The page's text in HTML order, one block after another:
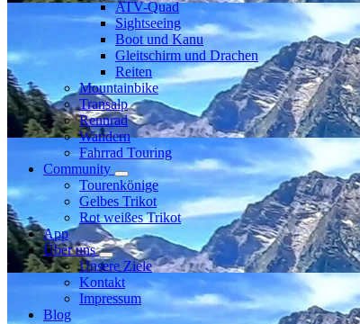
ATV-Quad
Sightseeing
Boot und Kanu
Gleitschirm und Drachen
Reiten
Mountainbike
Transalp
Rennrad
Wandern
Fahrrad Touring
Community
Tourenkönige
Gelbes Trikot
Rot weißes Trikot
App
Über uns
Unsere Ziele
Kontakt
Impressum
Blog